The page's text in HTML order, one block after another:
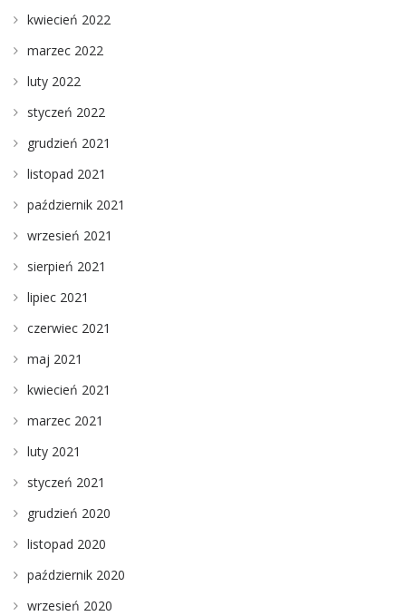
kwiecień 2022
marzec 2022
luty 2022
styczeń 2022
grudzień 2021
listopad 2021
październik 2021
wrzesień 2021
sierpień 2021
lipiec 2021
czerwiec 2021
maj 2021
kwiecień 2021
marzec 2021
luty 2021
styczeń 2021
grudzień 2020
listopad 2020
październik 2020
wrzesień 2020